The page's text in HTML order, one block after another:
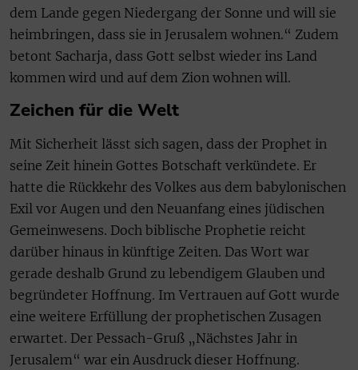
dem Lande gegen Niedergang der Sonne und will sie
heimbringen, dass sie in Jerusalem wohnen.“ Zudem
betont Sacharja, dass Gott selbst wieder ins Land
kommen wird und auf dem Zion wohnen will.
Zeichen für die Welt
Mit Sicherheit lässt sich sagen, dass der Prophet in
seine Zeit hinein Gottes Botschaft verkündete. Er
hatte die Rückkehr des Volkes aus dem babylonischen
Exil vor Augen und den Neuanfang eines jüdischen
Gemeinwesens. Doch biblische Prophetie reicht
darüber hinaus in künftige Zeiten. Das Wort war
gerade deshalb Grund zu lebendigem Glauben und
begründeter Hoffnung. Im Vertrauen auf Gott wurde
eine weitere Erfüllung der prophetischen Zusagen
erwartet. Der Pessach-Gruß „Nächstes Jahr in
Jerusalem“ war ein Ausdruck dieser Hoffnung.